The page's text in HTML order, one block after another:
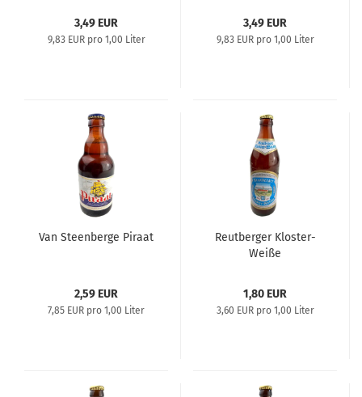
3,49 EUR
9,83 EUR pro 1,00 Liter
3,49 EUR
9,83 EUR pro 1,00 Liter
Van Steenberge Piraat
2,59 EUR
7,85 EUR pro 1,00 Liter
Reutberger Kloster-
Weiße
1,80 EUR
3,60 EUR pro 1,00 Liter